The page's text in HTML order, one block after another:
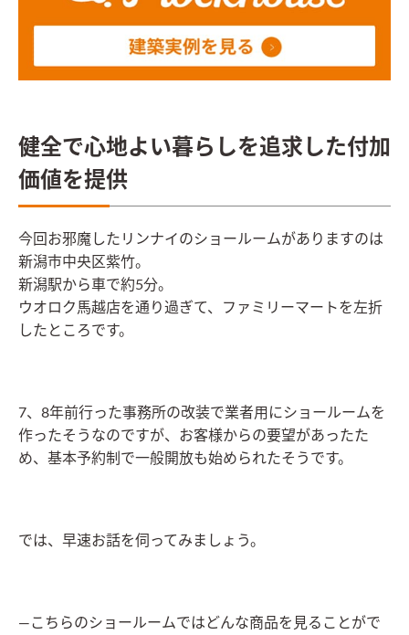
健全で心地よい暮らしを追求した付加
価値を提供
今回お邪魔したリンナイのショールームがありますのは
新潟市中央区紫竹。
新潟駅から車で約5分。
ウオロク馬越店を通り過ぎて、ファミリーマートを左折
したところです。
7、8年前行った事務所の改装で業者用にショールームを
作ったそうなのですが、お客様からの要望があったた
め、基本予約制で一般開放も始められたそうです。
では、早速お話を伺ってみましょう。
―こちらのショールームではどんな商品を見ることがで